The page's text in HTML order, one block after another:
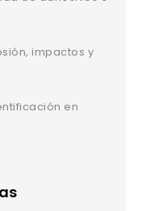
impactos y
en